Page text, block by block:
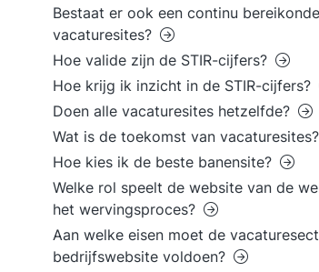
Bestaat er ook een continu
vacaturesites?
Hoe valide zijn de STIR-cijfers?
Hoe krijg ik inzicht in de STIR-cijfers?
Doen alle vacaturesites hetzelfde?
Wat is de toekomst van vacaturesites?
Hoe kies ik de beste banensite?
Welke rol speelt de website van de
het wervingsproces?
Aan welke eisen moet de
bedrijfswebsite voldoen?